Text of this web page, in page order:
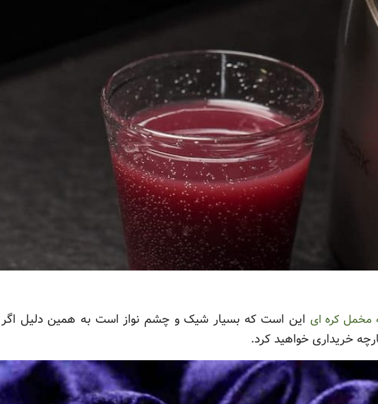
مخمل کره ای این است که بسیار شیک و چشم نواز است به همین دلیل اگر
خریداری خواهید کرد.